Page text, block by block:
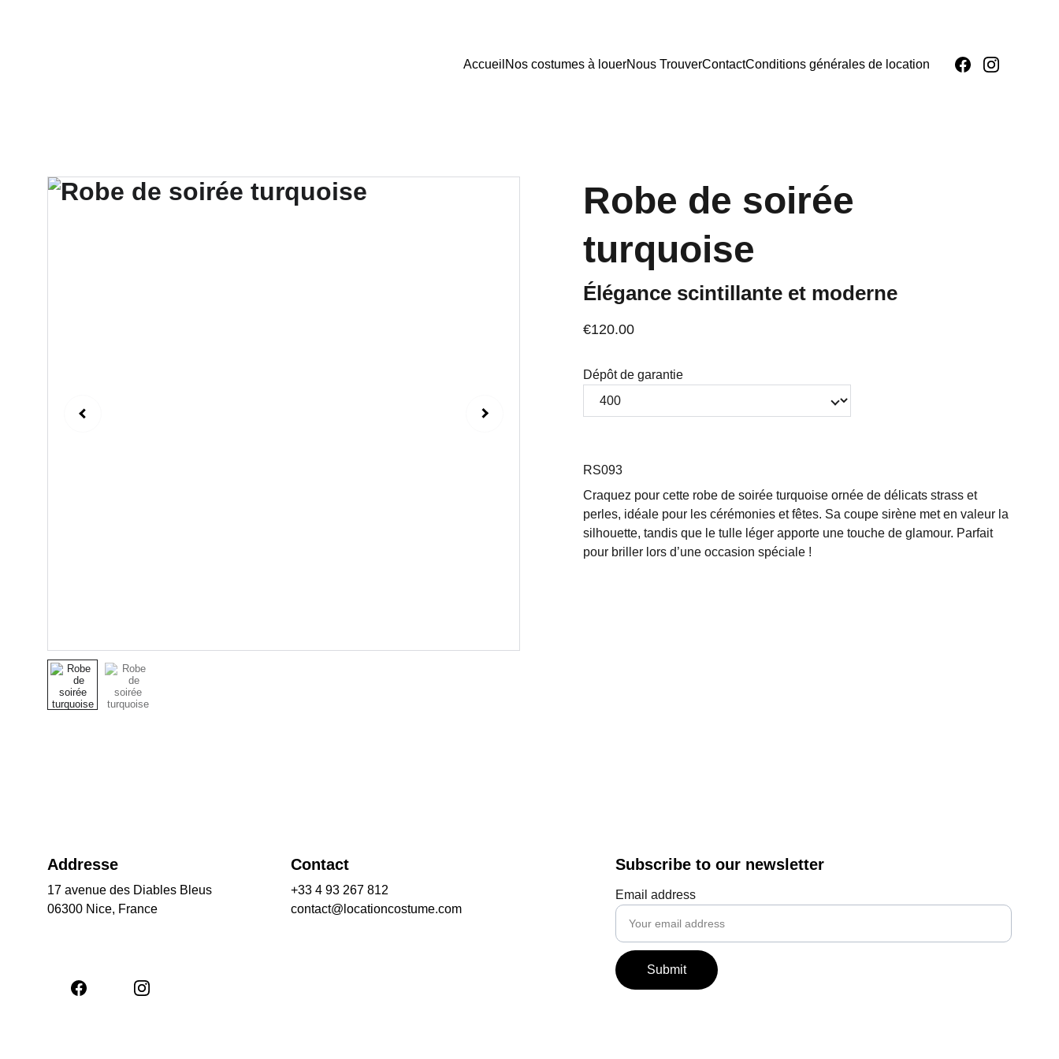
Accueil Nos costumes à louerNous TrouverContactConditions générales de location
Robe de soirée
turquoise
Élégance scintillante et moderne
€120.00
Dépôt de garantie
RS093
Craquez pour cette robe de soirée turquoise ornée de délicats strass et
perles, idéale pour les cérémonies et fêtes. Sa coupe sirène met en valeur la
silhouette, tandis que le tulle léger apporte une touche de glamour. Parfait
pour briller lors d’une occasion spéciale !
Addresse
17 avenue des Diables Bleus
06300 Nice, France
Contact
+33 4 93 267 812
contact@locationcostume.com
Subscribe to our newsletter
Email address
Submit